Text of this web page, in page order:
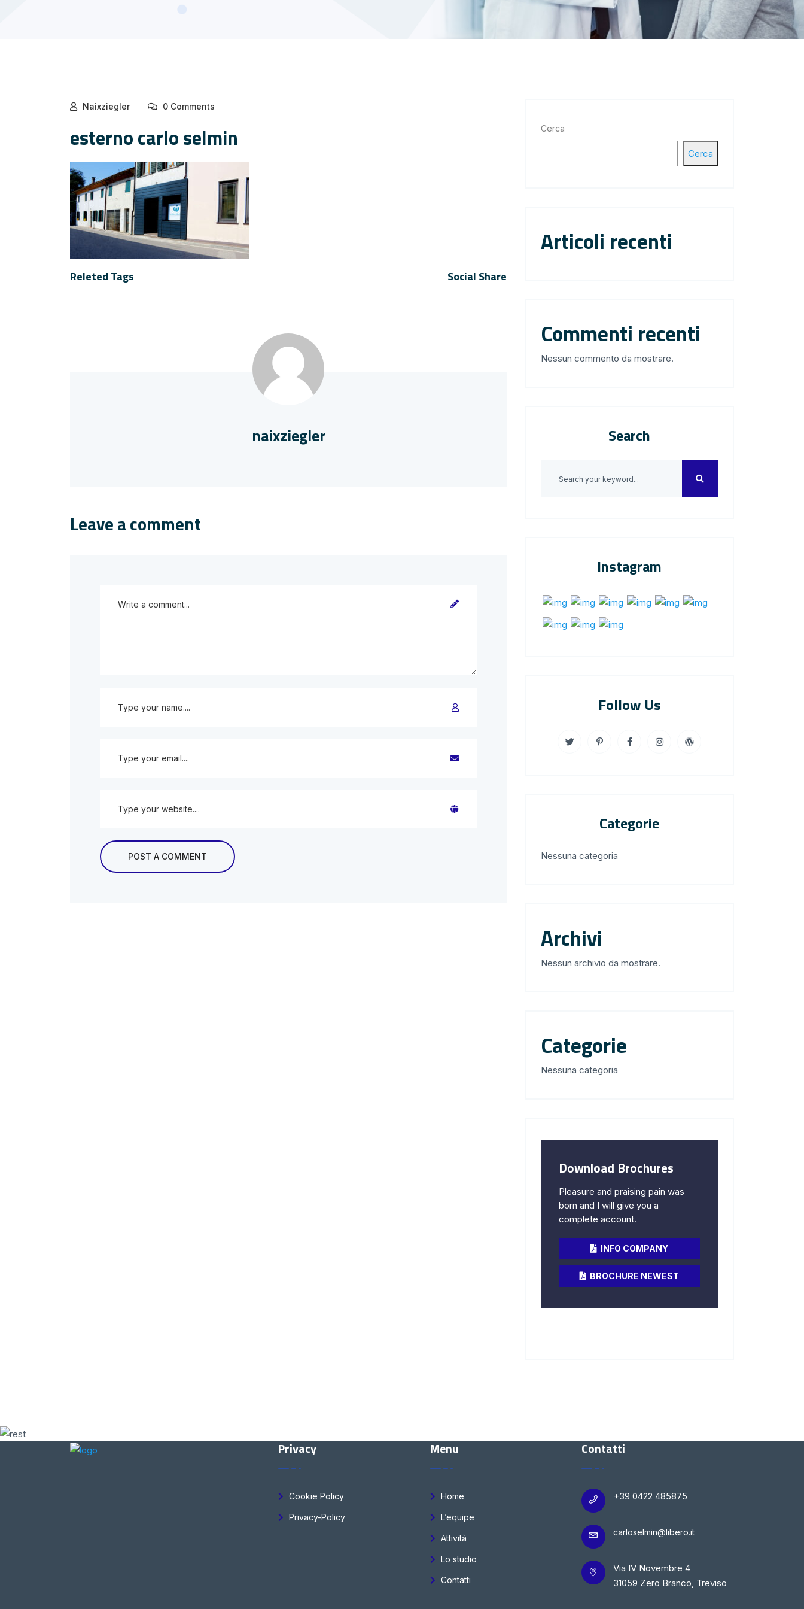
Naixziegler 0 Comments
esterno carlo selmin
Releted Tags Social Share
naixziegler
Leave a comment
Cerca
Cerca
Articoli recenti
Commenti recenti
Nessun commento da mostrare.
Search
Instagram
Follow Us
Categorie
Nessuna categoria
Archivi
Nessun archivio da mostrare.
Categorie
Nessuna categoria
Download Brochures
Pleasure and praising pain was
born and I will give you a
complete account.
INFO COMPANY
BROCHURE NEWEST
Privacy
Cookie Policy
Privacy-Policy
Menu
Home
L’equipe
Attività
Lo studio
Contatti
Contatti
+39 0422 485875
carloselmin@libero.it
Via IV Novembre 4
31059 Zero Branco, Treviso